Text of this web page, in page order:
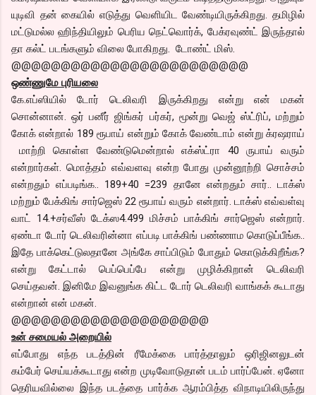
யுடிவி தன் கையில் எடுத்து வெளியிட வேண்டியிருக்கிறது. தமிழில்
மட்டுமல்ல ஹிந்தியிலும் பெரிய நெட்வொர்க், பேக்ரவுண்ட் இருந்தால்
தா கல்ட் படங்களும் விலை போகிறது. டோண்ட் மிஸ்.
@@@@@@@@@@@@@@@@@@@@@@@@
ஒண்ணுமே புரியலை
கே.எப்ஸியில் டோர் டெலிவரி இருக்கிறது என்று என் மகன்
சொன்னான். ஒர் பனீர் ஜிங்கர் பர்கர், மூன்று வெஜ் ஸ்ட்ரிப், மற்றும்
கோக் என்றால் 189 ரூபாய் என்றும் கோக் வேண்டாம் என்று க்ரஷராய்
மாற்றி கொள்ள வேண்டுமென்றால் எக்ஸ்ட்ரா 40 ருபாய் வரும்
என்றார்கள். மொத்தம் எவ்வளவு என்ற போது முன்னூற்றி சொச்சம்
என்றதும் எப்படிங்க.. 189+40 =239 தானே என்றதும் சார்.. டாக்ஸ்
மற்றும் பேக்கிங் சார்ஜெஸ் 22 ரூபாய் வரும் என்றார். டாக்ஸ் எவ்வள்வு
வாட் 14.+சர்வீஸ் டேக்ஸ4.499 மிச்சம் பாக்கிங் சார்ஜெஸ் என்றார்.
ஏண்டா டோர் டெலிவரின்னா எப்படி பாக்கிங் பண்ணாம கொடுப்பீங்க..
இதே பாக்கெட்டுலதானே அங்கே சாப்பிடும் போதும் கொடுக்கிறீங்க?
என்று கேட்டால் பெப்பெப்பே என்று முழிக்கிறான் டெலிவரி
செய்தவன். இனிமே இவனுங்க கிட்ட டோர் டெலிவரி வாங்கக் கூடாது
என்றான் என் மகன்.
@@@@@@@@@@@@@@@@@@@@
உன் சமையல் அறையில்
எப்போது எந்த படத்தின் ரீமேக்கை பார்த்தாலும் ஒரிஜினலுடன்
கம்பேர் செய்யக்கூடாது என்ற முடிவோடுதான் படம் பார்ப்பேன். ஏனோ
தெரியவில்லை இந்த படத்தை பார்க்க ஆரம்பித்த விநாடியிலிருந்து